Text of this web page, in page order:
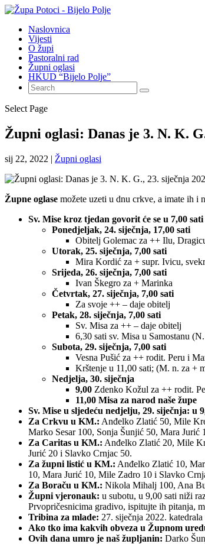
Naslovnica
Vijesti
O župi
Pastoralni rad
Župni oglasi
HKUD “Bijelo Polje”
Select Page
Župni oglasi: Danas je 3. N. K.
sij 22, 2022 | Župni oglasi
Župne oglase možete uzeti u dnu crkve, a imate ih i
Sv. Mise kroz tjedan govorit će se u 7,00
Ponedjeljak, 24. siječnja, 17,00 sati
Obitelj Golemac za ++ Ilu,
Utorak, 25. siječnja, 7,00 sati
Mira Kordić za + supr. Ivicu,
Srijeda, 26. siječnja, 7,00 sati
Ivan Škegro za + Marinka
Četvrtak, 27. siječnja, 7,00 sati
Za svoje ++ – daje obitelj
Petak, 28. siječnja, 7,00 sati
Sv. Misa za ++ – daje obitelj
6,30 sati sv. Misa u Samostanu
Subota, 29. siječnja, 7,00 sati
Vesna Pušić za ++ rodit. Peru i
Krštenje u 11,00 sati; (M. n. za
Nedjelja, 30. siječnja
9,00 Zdenko Kožul za ++ rodit.
11,00 Misa za narod naše župe
Sv. Mise u sljedeću nedjelju, 29. siječnja: u
Za Crkvu u KM.: Anđelko Zlatić 50, Mile
Marko Sesar 100, Sonja Šunjić 50, Mara
Za Caritas u KM.: Anđelko Zlatić 20, Mile
Jurić 20 i Slavko Crnjac 50.
Za župni listić u KM.: Anđelko Zlatić 10,
10, Mara Jurić 10, Mile Zadro 10 i Slavko
Za Boraču u KM.: Nikola Mihalj 100, Ana
Župni vjeronauk: u subotu, u 9,00 sati niži
Prvopričesnicima gradivo, ispitujte ih pitanja,
Tribina za mlade: 27. siječnja 2022.
Ako tko ima kakvih obveza u Župnom
Ovih dana umro je naš župljanin: Darko